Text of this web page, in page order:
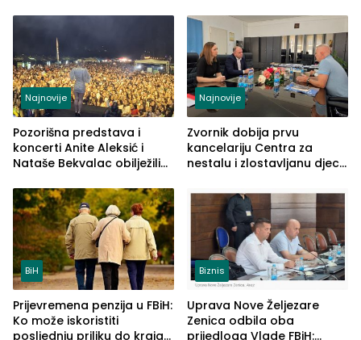
vidljive na njima
Najnovije
Pozorišna predstava i
koncerti Anite Aleksić i
Nataše Bekvalac obilježili
ljeta (FOTO)
Najnovije
Zvornik dobija prvu
kancelariju Centra za
nestalu i zlostavljanu djecu
BiH
Prijevremena penzija u FBiH:
Ko može iskoristiti
posljednju priliku do kraja
Biznis
Uprava Nove Željezare
Zenica odbila oba
prijedloga Vlade FBiH: